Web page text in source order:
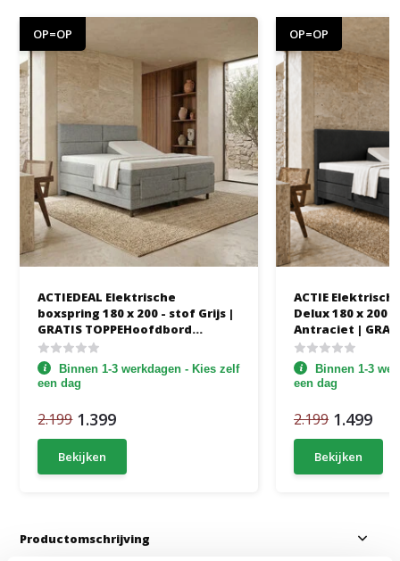
OP=OP
ACTIEDEAL Elektrische
boxspring 180 x 200 - stof Grijs |
GRATIS TOPPEHoofdbord
Quattro (4-vlaks) + 1x Groot
Matras Stevig
Binnen 1-3 werkdagen - Kies zelf
een dag
2.199 1.399
Bekijken
OP=OP
ACTIE
Delux 180 x 200 - suede skaileer
Antraciet |
Hoofdbord +
Stevige
Binnen 1-3
een dag
2.199 1.499
Bekijken
Productomschrijving